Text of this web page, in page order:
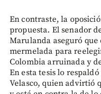
En contraste, la
propuesta. El senador
Marulanda aseguró que
mermelada para
Colombia arruinada y
En esta tesis lo
Velasco, quien advirtió